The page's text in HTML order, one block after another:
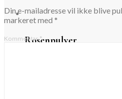
Rosenpulver
Din e-mailadresse vil ikke blive
markeret med *
Kommentar*